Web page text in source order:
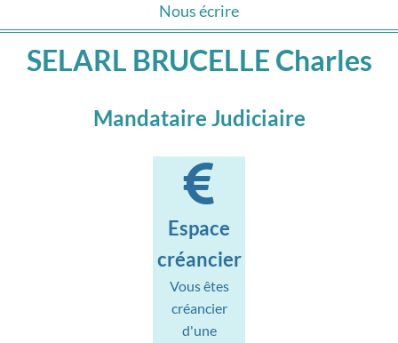
Nous écrire
SELARL BRUCELLE Charles
Mandataire Judiciaire
Espace
créancier
Vous êtes
créancier
d'une